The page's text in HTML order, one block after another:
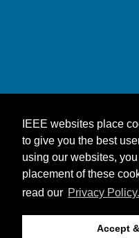
IEEE websites place
to give you the best
using our websites,
placement of these
read our Privacy Policy.
Accept